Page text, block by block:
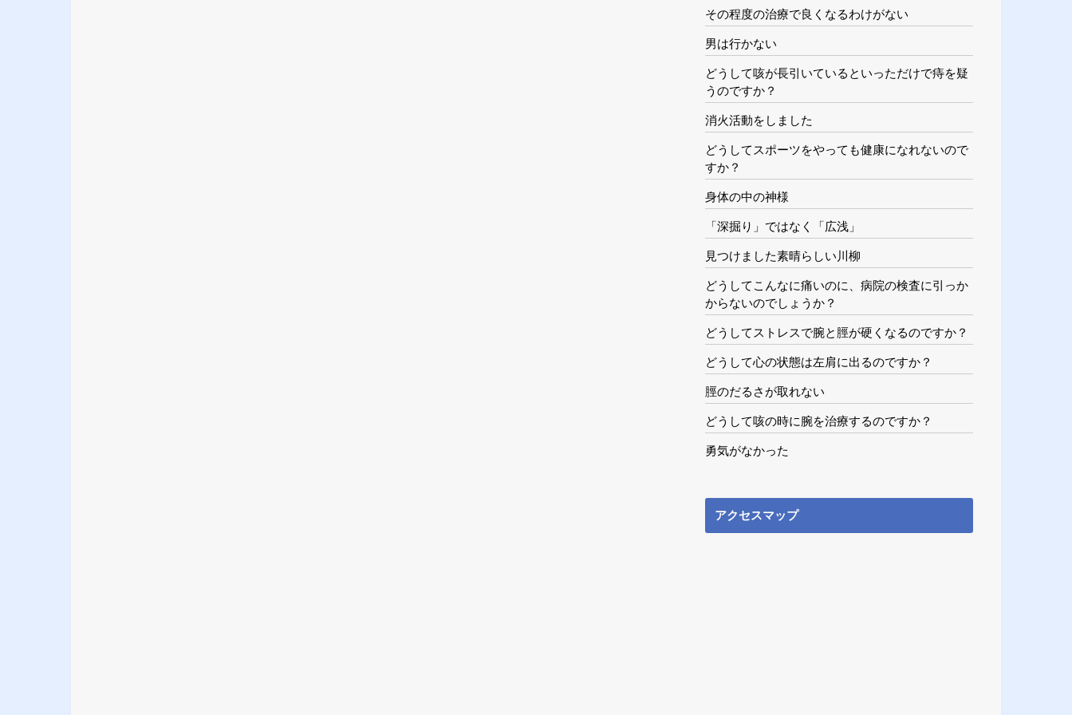
その程度の治療で良くなるわけがない
男は行かない
どうして咳が長引いているといっただけで痔を疑
うのですか？
消火活動をしました
どうしてスポーツをやっても健康になれないので
すか？
身体の中の神様
「深掘り」ではなく「広浅」
見つけました素晴らしい川柳
どうしてこんなに痛いのに、病院の検査に引っか
からないのでしょうか？
どうしてストレスで腕と脛が硬くなるのですか？
どうして心の状態は左肩に出るのですか？
脛のだるさが取れない
どうして咳の時に腕を治療するのですか？
勇気がなかった
アクセスマップ